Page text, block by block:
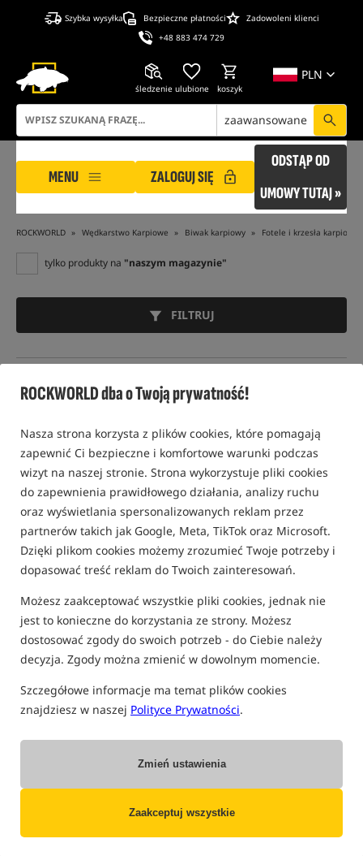
ROCKWORLD dba o Twoją prywatność!
Nasza strona korzysta z plików cookies, które pomagają
zapewnić Ci bezpieczne i komfortowe warunki podczas
wizyt na naszej stronie. Strona wykorzystuje pliki cookies
do zapewnienia prawidłowego działania, analizy ruchu
oraz wyświetlania spersonalizowanych reklam przez
partnerów takich jak Google, Meta, TikTok oraz Microsoft.
Dzięki plikom cookies możemy zrozumieć Twoje potrzeby i
dopasować treść reklam do Twoich zainteresowań.
Możesz zaakceptować wszystkie pliki cookies, jednak nie
jest to konieczne do korzystania ze strony. Możesz
dostosować zgody do swoich potrzeb - do Ciebie należy
decyzja. Zgody można zmienić w dowolnym momencie.
Szczegółowe informacje ma temat plików cookies
znajdziesz w naszej Polityce Prywatności.
Zmień ustawienia
Zaakceptuj wszystkie
Szybka wysyłka Bezpieczne płatności
Zadowoleni klienci
+48 883 474 729
PLN
śledzenie ulubione koszyk
zaawansowane
MENU ZALOGUJ SIĘ
ODSTĄP OD
UMOWY TUTAJ »
ROCKWORLD Wędkarstwo Karpiowe Biwak karpiowy Fotele i krzesła karpiowe
tylko produkty na "naszym magazynie"
FILTRUJ
FOTELE KARPIOWE MIVARDI
Bestseller!
Mivardi Sofa Chair
CamoCODE with Adjustable
689,00PLN
otrzymujesz 5,84 pkt
KUP
Promocja 5,0
Mivardi Comfort Quattro
Chair
359,99 PLN
Cena kat.:394,90/ -9%
Min. cena z 30 dni przed
obniżką: 359.99
KUP